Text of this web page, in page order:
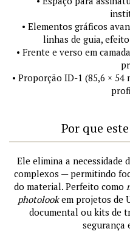
• Elementos gráficos
linhas de guia,
• Frente e verso em
• Proporção ID-1 (85,6 ×
Por que
Ele elimina a necessidade
complexos — permitindo
do material. Perfeito como
photolookem projetos de
documental ou kits de
segurança